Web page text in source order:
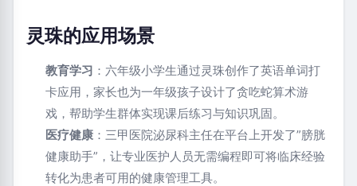
灵珠的应用场景
教育学习 ：六年级小学生通过灵珠创作了英语单词打
卡应用，家长也为一年级孩子设计了贪吃蛇算术游
戏，帮助学生群体实现课后练习与知识巩固。
医疗健康 ：三甲医院泌尿科主任在平台上开发了”膀胱
健康助手”，让专业医护人员无需编程即可将临床经验
转化为患者可用的健康管理工具。